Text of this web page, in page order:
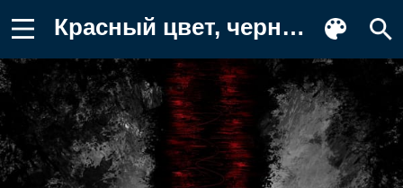
Красный цвет, черный, природа, вода Картинка